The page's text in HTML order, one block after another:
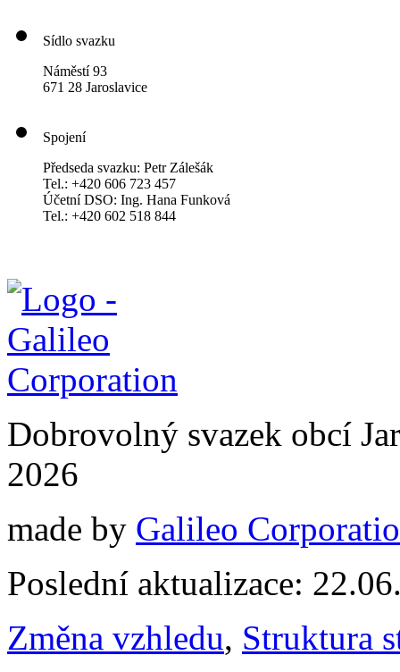
Sídlo svazku
Náměstí 93
671 28 Jaroslavice
Spojení
Předseda svazku: Petr Zálešák
Tel.: +420 606 723 457
Účetní DSO: Ing. Hana Funková
Tel.: +420 602 518 844
Dobrovolný svazek obcí
2026
made by Galileo
Poslední aktualizace:
Změna vzhledu, Struktura